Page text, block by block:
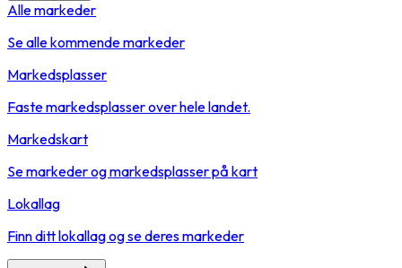
Alle markeder
Se alle kommende markeder
Markedsplasser
Faste markedsplasser over hele landet.
Markedskart
Se markeder og markedsplasser på kart
Lokallag
Finn ditt lokallag og se deres markeder